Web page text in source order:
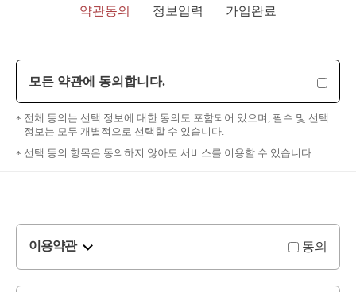
약관동의 정보입력 가입완료
모든 약관에 동의합니다.
전체 동의는 선택 정보에 대한 동의도 포함되어 있으며, 필수 및 선택
정보는 모두 개별적으로 선택할 수 있습니다.
선택 동의 항목은 동의하지 않아도 서비스를 이용할 수 있습니다.
이용약관 동의